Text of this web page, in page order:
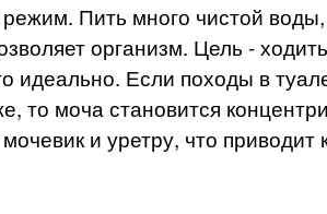
Пить много чистой воды,
организм. Цель -
идеально. Если походы в
то моча становится
и уретру, что приводит